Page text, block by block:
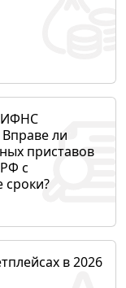
ИФНС
ли
приставов
с
сроки?
в 2026